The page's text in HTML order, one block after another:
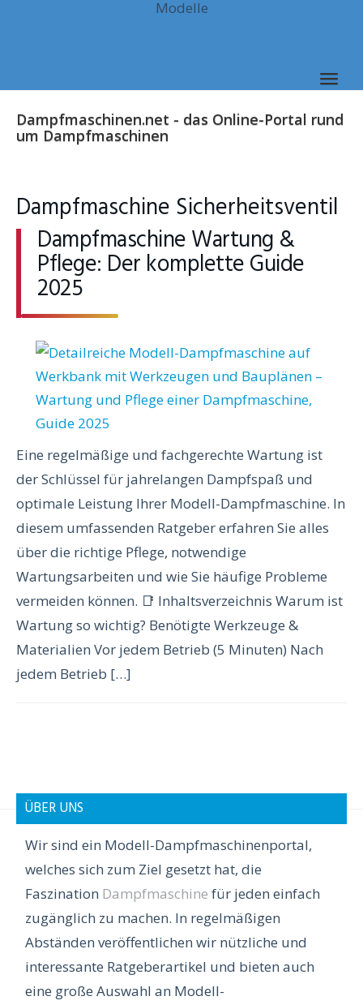
Modelle
Dampfmaschinen.net - das Online-Portal rund
um Dampfmaschinen
Dampfmaschine Sicherheitsventil
Dampfmaschine Wartung &
Pflege: Der komplette Guide
2025
Eine regelmäßige und fachgerechte Wartung ist
der Schlüssel für jahrelangen Dampfspaß und
optimale Leistung Ihrer Modell-Dampfmaschine. In
diesem umfassenden Ratgeber erfahren Sie alles
über die richtige Pflege, notwendige
Wartungsarbeiten und wie Sie häufige Probleme
vermeiden können. 📑 Inhaltsverzeichnis Warum ist
Wartung so wichtig? Benötigte Werkzeuge &
Materialien Vor jedem Betrieb (5 Minuten) Nach
jedem Betrieb […]
ÜBER UNS
Wir sind ein Modell-Dampfmaschinenportal,
welches sich zum Ziel gesetzt hat, die
Faszination Dampfmaschine für jeden einfach
zugänglich zu machen. In regelmäßigen
Abständen veröffentlichen wir nützliche und
interessante Ratgeberartikel und bieten auch
eine große Auswahl an Modell-